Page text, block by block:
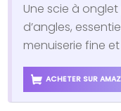
Une scie à
d’angles,
menuiserie fine
ACHETER SUR